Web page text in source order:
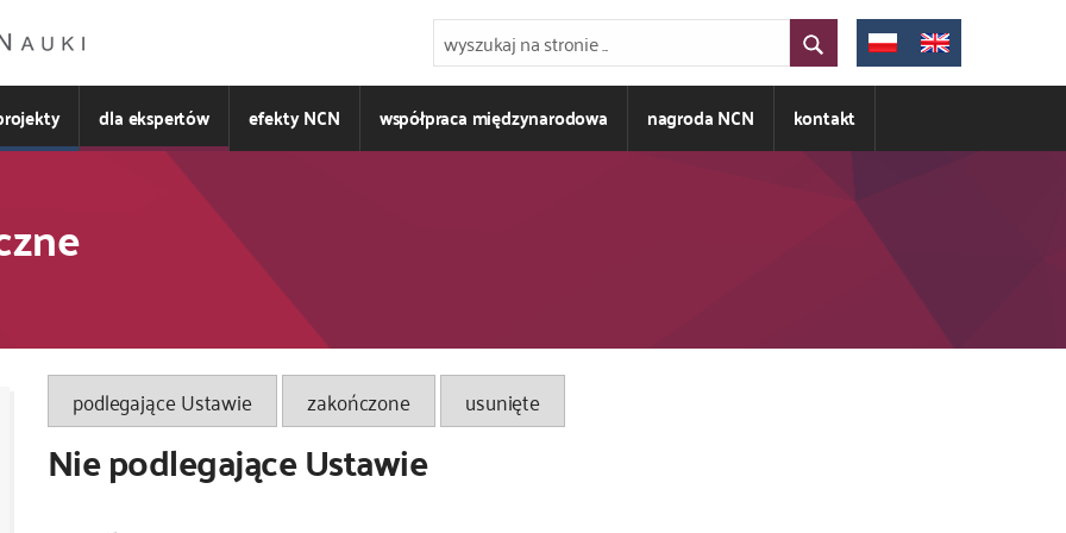
dla ekspertów efekty NCN współpraca międzynarodowa nagroda NCN kontakt
Kod
CSS
i
podlegające Ustawie zakończone usunięte
Nie podlegające Ustawie